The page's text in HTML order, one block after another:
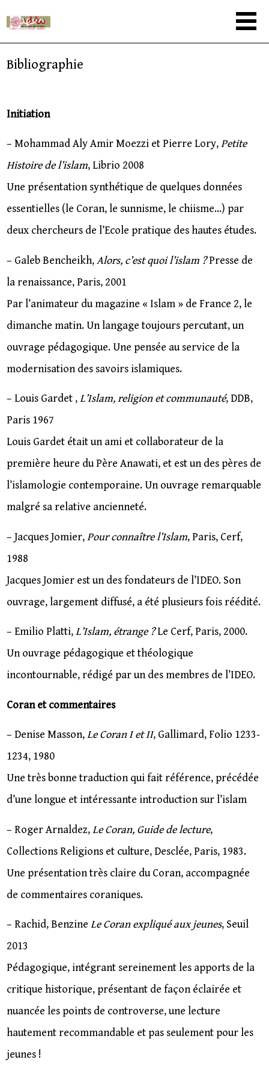
Bibliographie
Initiation
– Mohammad Aly Amir Moezzi et Pierre Lory,Petite
Histoire de l’islam, Librio 2008
Une présentation synthétique de quelques données
essentielles (le Coran, le sunnisme, le chiisme…) par
deux chercheurs de l’Ecole pratique des hautes études.
– Galeb Bencheikh,Alors, c’est quoi l’islam ?Presse de
la renaissance, Paris, 2001
Par l’animateur du magazine « Islam » de France 2, le
dimanche matin. Un langage toujours percutant, un
ouvrage pédagogique. Une pensée au service de la
modernisation des savoirs islamiques.
– Louis Gardet ,L’Islam, religion et communauté, DDB,
Paris 1967
Louis Gardet était un ami et collaborateur de la
première heure du Père Anawati, et est un des pères de
l’islamologie contemporaine. Un ouvrage remarquable
malgré sa relative ancienneté.
– Jacques Jomier,Pour connaître l’Islam, Paris, Cerf,
1988
Jacques Jomier est un des fondateurs de l’IDEO. Son
ouvrage, largement diffusé, a été plusieurs fois réédité.
– Emilio Platti,L’Islam, étrange ?Le Cerf, Paris, 2000.
Un ouvrage pédagogique et théologique
incontournable, rédigé par un des membres de l’IDEO.
Coran et commentaires
– Denise Masson,Le Coran I et II, Gallimard, Folio 1233-
1234, 1980
Une très bonne traduction qui fait référence, précédée
d’une longue et intéressante introduction sur l’islam
– Roger Arnaldez,Le Coran, Guide de lecture,
Collections Religions et culture, Desclée, Paris, 1983.
Une présentation très claire du Coran, accompagnée
de commentaires coraniques.
– Rachid, BenzineLe Coran expliqué aux jeunes, Seuil
2013
Pédagogique, intégrant sereinement les apports de la
critique historique, présentant de façon éclairée et
nuancée les points de controverse, une lecture
hautement recommandable et pas seulement pour les
jeunes !